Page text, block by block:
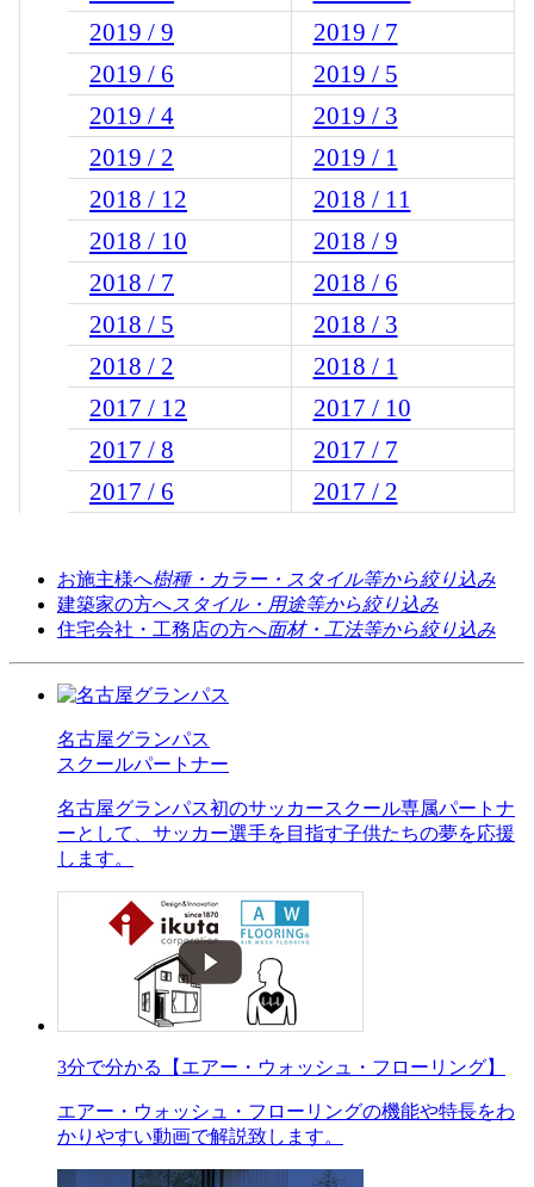
2019 / 9
2019 / 7
2019 / 6
2019 / 5
2019 / 4
2019 / 3
2019 / 2
2019 / 1
2018 / 12
2018 / 11
2018 / 10
2018 / 9
2018 / 7
2018 / 6
2018 / 5
2018 / 3
2018 / 2
2018 / 1
2017 / 12
2017 / 10
2017 / 8
2017 / 7
2017 / 6
2017 / 2
お施主様へ樹種・カラー・スタイル等から絞り込み
建築家の方へ スタイル・用途等から絞り込み
住宅会社・工務店の方へ面材・工法等から絞り込み
名古屋グランパス
スクールパートナー
名古屋グランパス初のサッカースクール専属パートナ
ーとして、サッカー選手を目指す子供たちの夢を応援
します。
3分で分かる【エアー・ウォッシュ・フローリング】
エアー・ウォッシュ・フローリングの機能や特長をわ
かりやすい動画で解説致します。